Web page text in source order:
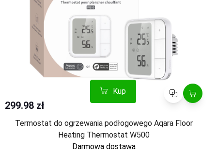
Kup Porównaj
299.98 zł
Termostat do ogrzewania podłogowego Aqara Floor
Heating Thermostat W500
Darmowa dostawa